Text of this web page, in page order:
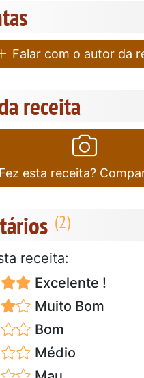
Falar com o autor da
receita
Fez esta receita?
receita:
Excelente !
Muito Bom
Bom
Médio